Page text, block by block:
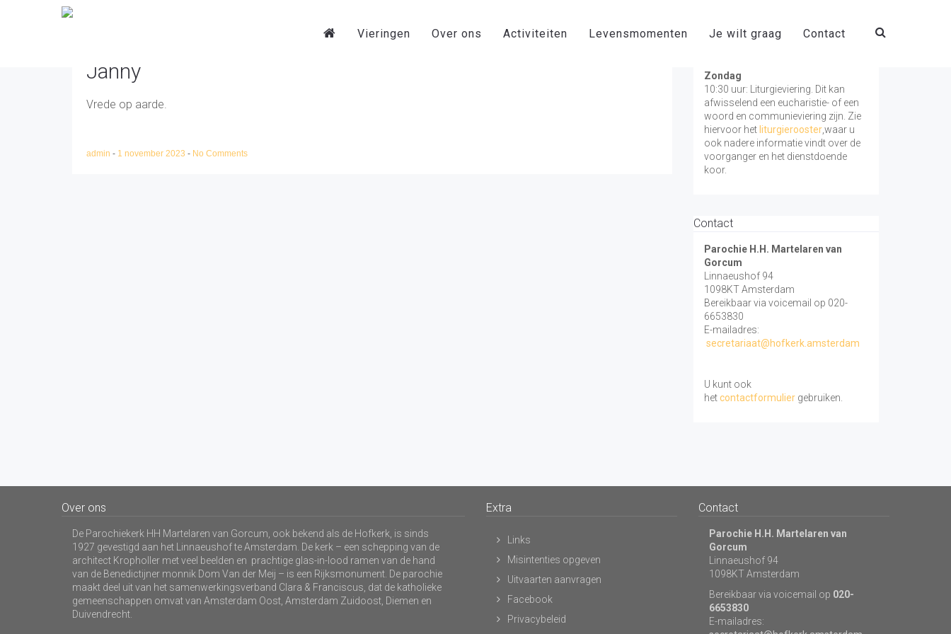
Vieringen Over ons Activiteiten Levensmomenten Je wilt graag Contact
Janny
Vrede op aarde.
admin - 1 november 2023 - No Comments
Zondag
10:30 uur: Liturgieviering. Dit kan
afwisselend een eucharistie- of een
woord en communieviering zijn. Zie
hiervoor het liturgierooster,waar u
ook nadere informatie vindt over de
voorganger en het dienstdoende
koor.
Contact
Parochie H.H. Martelaren van
Gorcum
Linnaeushof 94
1098KT Amsterdam
Bereikbaar via voicemail op 020-
6653830
E-mailadres:
secretariaat@hofkerk.amsterdam
U kunt ook
hetcontactformuliergebruiken.
Over ons
De Parochiekerk HH Martelaren van Gorcum, ook bekend als de Hofkerk, is sinds
1927 gevestigd aan het Linnaeushof te Amsterdam. De kerk – een schepping van de
architect Kropholler met veel beelden en prachtige glas-in-lood ramen van de hand
van de Benedictijner monnik Dom Van der Meij – is een Rijksmonument. De parochie
maakt deel uit van het samenwerkingsverband Clara & Franciscus, dat de katholieke
gemeenschappen omvat van Amsterdam Oost, Amsterdam Zuidoost, Diemen en
Duivendrecht.
Extra
Links
Misintenties opgeven
Uitvaarten aanvragen
Facebook
Privacybeleid
Contact
Parochie H.H. Martelaren van
Gorcum
Linnaeushof 94
1098KT Amsterdam
Bereikbaar via voicemail op 020-
6653830
E-mailadres: